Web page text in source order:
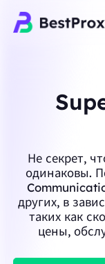
Не секрет,
одинаковы.
других, в
таких как
цены,